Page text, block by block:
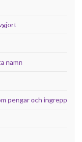
namn
pengar och ingrepp